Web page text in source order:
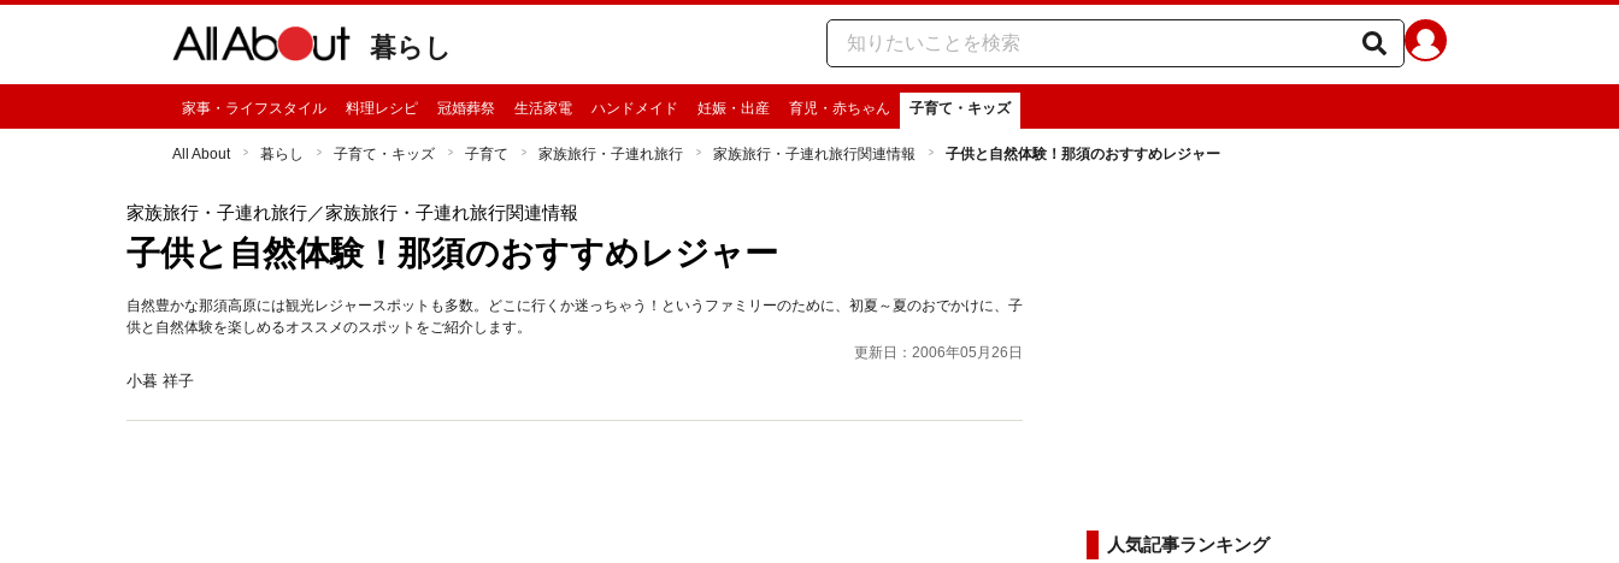
暮らし
家事・ライフスタイル 料理レシピ 冠婚葬祭 生活家電 ハンドメイド 妊娠・出産 育児・赤ちゃん 子育て・キッズ
All About 暮らし 子育て・キッズ 子育て 家族旅行・子連れ旅行 家族旅行・子連れ旅行関連情報 子供と自然体験！那須のおすすめレジャー
家族旅行・子連れ旅行／家族旅行・子連れ旅行関連情報
子供と自然体験！那須のおすすめレジャー
自然豊かな那須高原には観光レジャースポットも多数。どこに行くか迷っちゃう！というファミリーのために、初夏～夏のおでかけに、子
供と自然体験を楽しめるオススメのスポットをご紹介します。
更新日：2006年05月26日
小暮 祥子
人気記事ランキング